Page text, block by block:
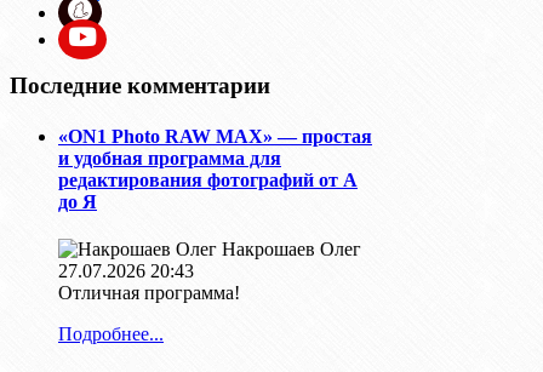
Последние комментарии
«ON1 Photo RAW MAX» — простая
и удобная программа для
редактирования фотографий от А
до Я
Накрошаев Олег
27.07.2026 20:43
Отличная программа!
Подробнее...